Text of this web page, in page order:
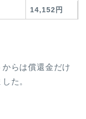
14,152円
らは償還金だけ
た。